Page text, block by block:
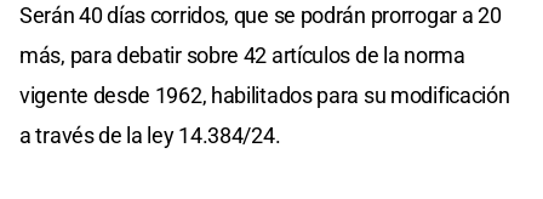
Serán 40 días corridos, que se podrán prorrogar a 20
más, para debatir sobre 42 artículos de la norma
vigente desde 1962, habilitados para su modificación
a través de la ley 14.384/24.